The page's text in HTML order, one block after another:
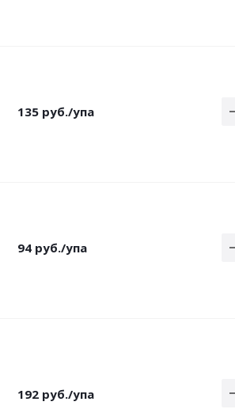
135 руб./упа
94 руб./упа
192 руб./упа